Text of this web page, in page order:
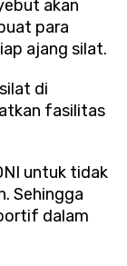
akan
para
ajang silat.
di
fasilitas
untuk tidak
Sehingga
dalam